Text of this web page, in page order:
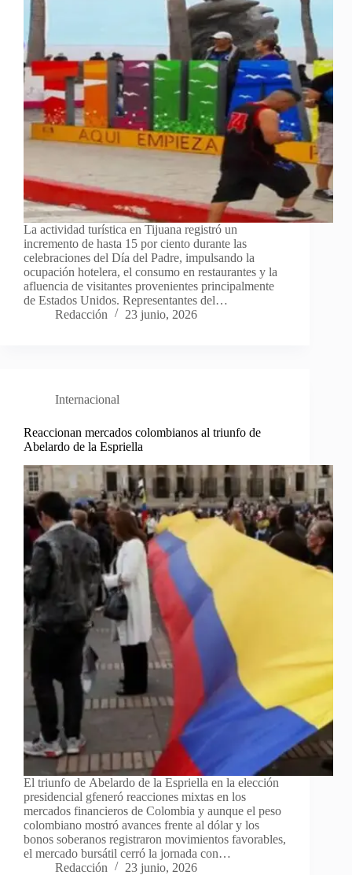
La actividad turística en Tijuana registró un
incremento de hasta 15 por ciento durante las
celebraciones del Día del Padre, impulsando la
ocupación hotelera, el consumo en restaurantes y la
afluencia de visitantes provenientes principalmente
de Estados Unidos. Representantes del…
Redacción
23 junio, 2026
Internacional
Reaccionan mercados colombianos al triunfo de
Abelardo de la Espriella
El triunfo de Abelardo de la Espriella en la elección
presidencial gfeneró reacciones mixtas en los
mercados financieros de Colombia y aunque el peso
colombiano mostró avances frente al dólar y los
bonos soberanos registraron movimientos favorables,
el mercado bursátil cerró la jornada con…
Redacción
23 junio, 2026